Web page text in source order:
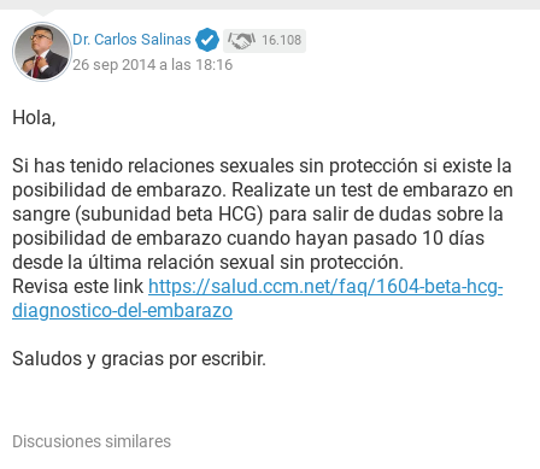
Dr. Carlos Salinas 16.108
26 sep 2014 a las 18:16
Hola,
Si has tenido relaciones sexuales sin protección si existe la
posibilidad de embarazo. Realizate un test de embarazo en
sangre (subunidad beta HCG) para salir de dudas sobre la
posibilidad de embarazo cuando hayan pasado 10 días
desde la última relación sexual sin protección.
Revisa este link https://salud.ccm.net/faq/1604-beta-hcg-
diagnostico-del-embarazo
Saludos y gracias por escribir.
Discusiones similares